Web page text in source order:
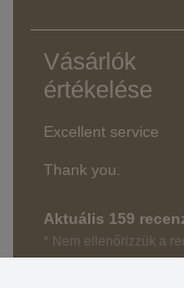
Vásárlók
értékelése
Excellent service
Thank you.
Aktuális 159
* Nem ellenőrizzük a